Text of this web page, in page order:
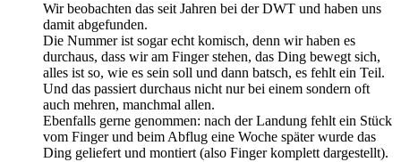
Wir beobachten das seit Jahren bei der DWT und haben uns
damit abgefunden.
Die Nummer ist sogar echt komisch, denn wir haben es
durchaus, dass wir am Finger stehen, das Ding bewegt sich,
alles ist so, wie es sein soll und dann batsch, es fehlt ein Teil.
Und das passiert durchaus nicht nur bei einem sondern oft
auch mehren, manchmal allen.
Ebenfalls gerne genommen: nach der Landung fehlt ein Stück
vom Finger und beim Abflug eine Woche später wurde das
Ding geliefert und montiert (also Finger komplett dargestellt).